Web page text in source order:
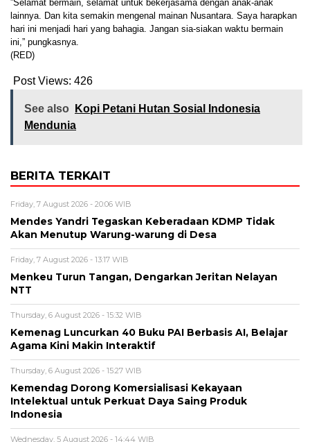
”Selamat bermain, selamat untuk bekerjasama dengan anak-anak
lainnya. Dan kita semakin mengenal mainan Nusantara. Saya harapkan
hari ini menjadi hari yang bahagia. Jangan sia-siakan waktu bermain
ini,” pungkasnya.
(RED)
Post Views: 426
See also
Kopi Petani Hutan Sosial Indonesia
Mendunia
BERITA TERKAIT
Friday, 7 August 2026 - 20:06 WIB
Mendes Yandri Tegaskan Keberadaan KDMP Tidak
Akan Menutup Warung-warung di Desa
Friday, 7 August 2026 - 13:17 WIB
Menkeu Turun Tangan, Dengarkan Jeritan Nelayan
NTT
Thursday, 6 August 2026 - 15:32 WIB
Kemenag Luncurkan 40 Buku PAI Berbasis AI, Belajar
Agama Kini Makin Interaktif
Thursday, 6 August 2026 - 15:27 WIB
Kemendag Dorong Komersialisasi Kekayaan
Intelektual untuk Perkuat Daya Saing Produk
Indonesia
Wednesday, 5 August 2026 - 14:44 WIB